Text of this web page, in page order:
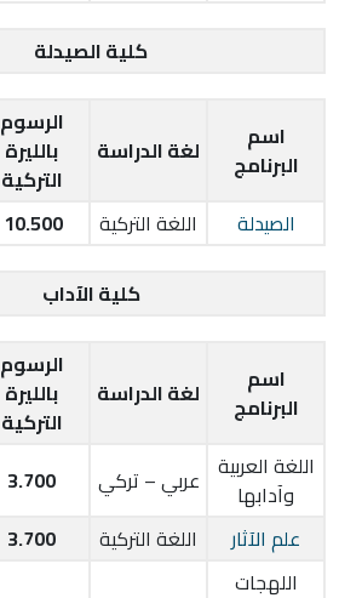
كلية الصيدلة
اسم
البرنامج
لغة الدراسة
الرسوم
بالليرة
التركية
الصيدلة
اللغة التركية 10.500
كلية الآداب
اسم
البرنامج
لغة الدراسة
الرسوم
بالليرة
التركية
اللغة العربية
وآدابها
عربي – تركي 3.700
علم الآثار
اللغة التركية 3.700
اللهجات